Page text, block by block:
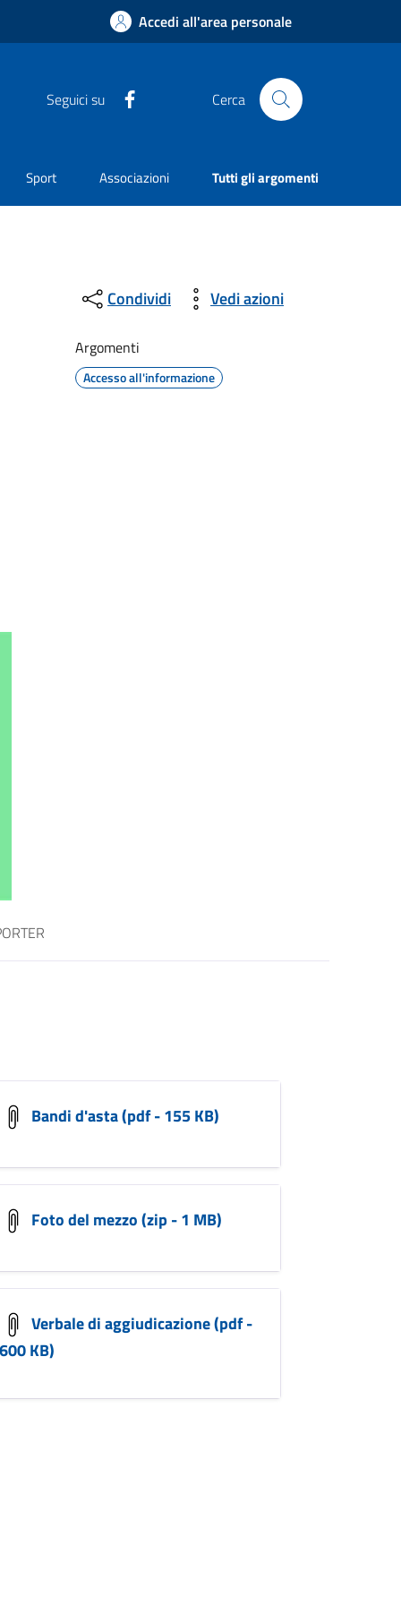
Accedi all'area personale
Seguici su Cerca
Sport Associazioni Tutti gli argomenti
Condividi Vedi azioni
Argomenti
Accesso all'informazione
Bandi d'asta (pdf - 155 KB)
Foto del mezzo (zip - 1 MB)
Verbale di aggiudicazione (pdf -
KB)